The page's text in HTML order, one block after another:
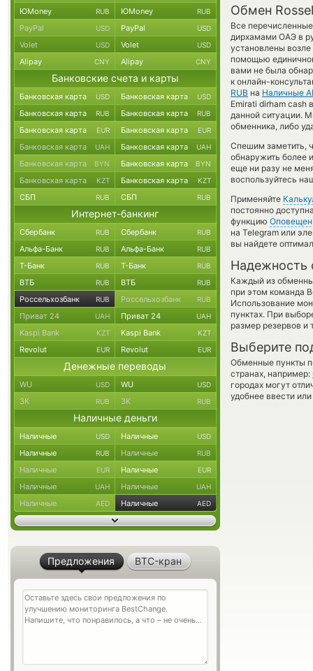
Обмен
Все
дирхамами ОАЭ в
установлены
помощью
вами не была
к онлайн-
RUB на Наличные
Emirati dirham cash
данной ситуации.
обменника, либо
Спешим заметить,
обнаружить более
еще ни разу не
воспользуйтесь
Применяйте
постоянно
функцию
на Telegram или
вы найдете
Надежность
Каждый из
при этом команда
Использование
пунктах. При
размер резервов и
Выберите
Обменные пункты
странах, например:
городах могут
удобнее ввести
ЮMoney RUB ЮMoney RUB
PayPal USD PayPal USD
Volet USD Volet USD
Alipay CNY Alipay CNY
Банковские счета и карты
Банковская карта USD Банковская карта USD
Банковская карта RUB Банковская карта RUB
Банковская карта EUR Банковская карта EUR
Банковская карта UAH Банковская карта UAH
Банковская карта BYN Банковская карта BYN
Банковская карта KZT Банковская карта KZT
СБП RUB СБП RUB
Интернет-банкинг
Сбербанк RUB Сбербанк RUB
Альфа-Банк RUB Альфа-Банк RUB
Т-Банк RUB Т-Банк RUB
ВТБ RUB ВТБ RUB
Россельхозбанк RUB Россельхозбанк RUB
Приват 24 UAH Приват 24 UAH
Kaspi Bank KZT Kaspi Bank KZT
Revolut EUR Revolut EUR
Денежные переводы
WU USD WU USD
ЗК RUB ЗК RUB
Наличные деньги
Наличные USD Наличные USD
Наличные RUB Наличные RUB
Наличные EUR Наличные EUR
Наличные UAH Наличные UAH
Наличные AED Наличные AED
Предложения BTC-кран